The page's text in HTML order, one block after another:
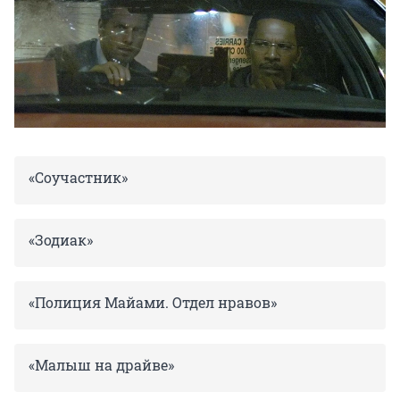
«Соучастник»
«Зодиак»
«Полиция Майами. Отдел нравов»
«Малыш на драйве»